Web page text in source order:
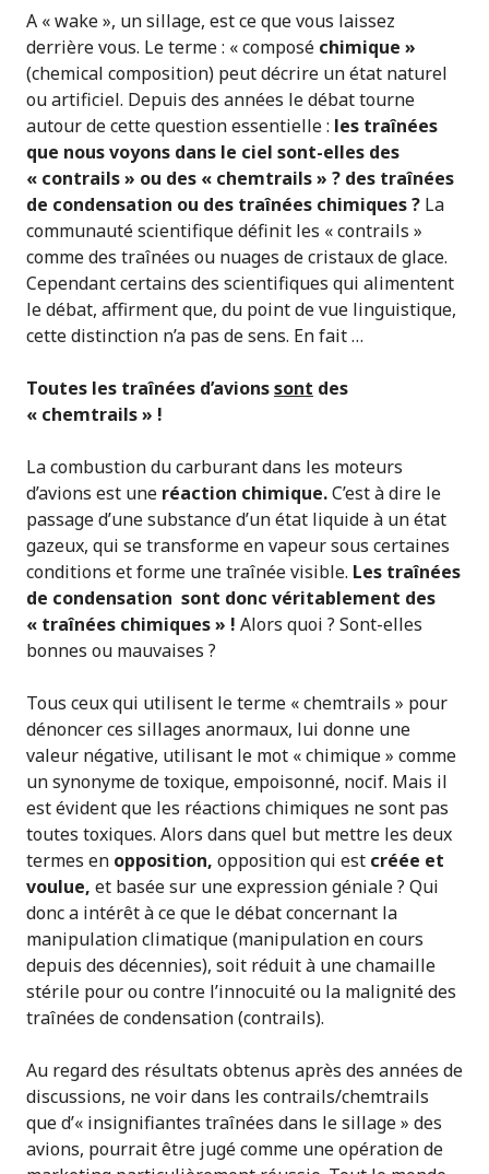
A « wake », un sillage, est ce que vous laissez
derrière vous. Le terme : « composé chimique »
(chemical composition) peut décrire un état naturel
ou artificiel. Depuis des années le débat tourne
autour de cette question essentielle : les traînées
que nous voyons dans le ciel sont-elles des
« contrails » ou des « chemtrails » ? des traînées
de condensation ou des traînées chimiques ? La
communauté scientifique définit les « contrails »
comme des traînées ou nuages de cristaux de glace.
Cependant certains des scientifiques qui alimentent
le débat, affirment que, du point de vue linguistique,
cette distinction n’a pas de sens. En fait …
Toutes les traînées d’avionssont des
« chemtrails » !
La combustion du carburant dans les moteurs
d’avions est une réaction chimique.C’est à dire le
passage d’une substance d’un état liquide à un état
gazeux, qui se transforme en vapeur sous certaines
conditions et forme une traînée visible. Les traînées
de condensation sont donc véritablement des
« traînées chimiques » ! Alors quoi ? Sont-elles
bonnes ou mauvaises ?
Tous ceux qui utilisent le terme « chemtrails » pour
dénoncer ces sillages anormaux, lui donne une
valeur négative, utilisant le mot « chimique » comme
un synonyme de toxique, empoisonné, nocif. Mais il
est évident que les réactions chimiques ne sont pas
toutes toxiques. Alors dans quel but mettre les deux
termes en opposition, opposition qui est créée et
voulue, et basée sur une expression géniale ? Qui
donc a intérêt à ce que le débat concernant la
manipulation climatique (manipulation en cours
depuis des décennies), soit réduit à une chamaille
stérile pour ou contre l’innocuité ou la malignité des
traînées de condensation (contrails).
Au regard des résultats obtenus après des années de
discussions, ne voir dans les contrails/chemtrails
que d’« insignifiantes traînées dans le sillage » des
avions, pourrait être jugé comme une opération de